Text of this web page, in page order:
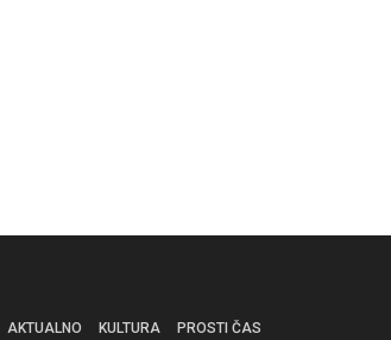
AKTUALNO KULTURA PROSTI ČAS